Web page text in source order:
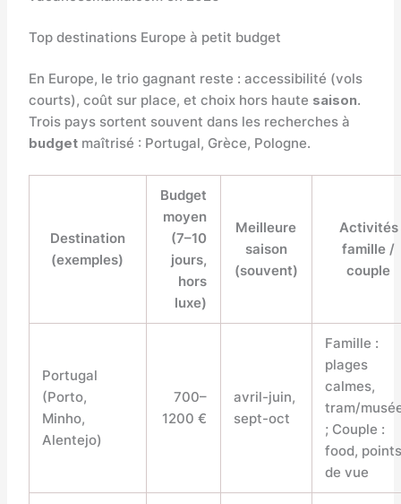
Top destinations Europe à petit budget
En Europe, le trio gagnant reste : accessibilité (vols
courts), coût sur place, et choix hors haute saison.
Trois pays sortent souvent dans les recherches à
budgetmaîtrisé : Portugal, Grèce, Pologne.
Destination
(exemples)
Budget
moyen
(7–10
jours,
hors
luxe)
Meilleure
saison
(souvent)
Activités
famille /
couple
Portugal
(Porto,
Minho,
Alentejo)
700–
1200 €
avril-juin,
sept-oct
Famille :
plages
calmes,
tram/
; Couple :
food,
de vue